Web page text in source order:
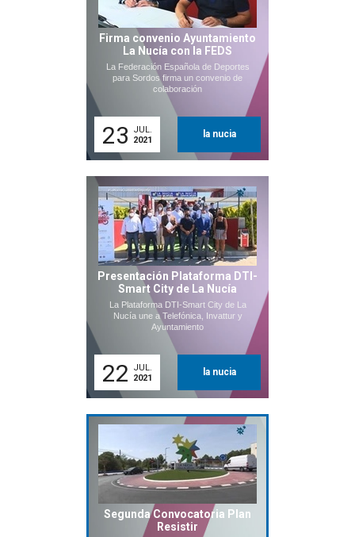
Firma convenio Ayuntamiento
La Nucía con la FEDS
La Federación Española de Deportes
para Sordos firma un convenio de
colaboración
23
JUL.
2021
la nucia
Presentación Plataforma DTI-
Smart City de La Nucía
La Plataforma DTI-Smart City de La
Nucía une a Telefónica, Invattur y
Ayuntamiento
22
JUL.
2021
la nucia
Segunda Convocatoria Plan
Resistir